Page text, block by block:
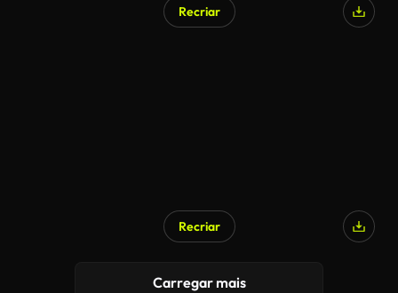
Recriar
Recriar
Carregar mais